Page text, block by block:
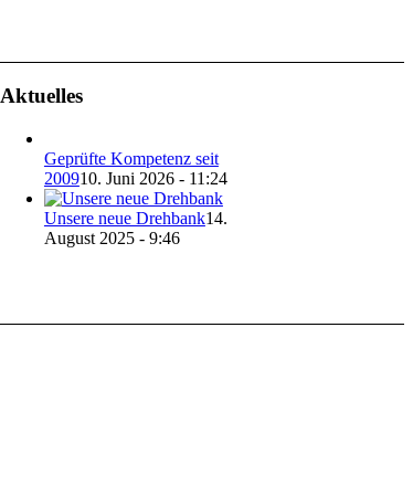
Aktuelles
Geprüfte Kompetenz seit
200910. Juni 2026 - 11:24
Unsere neue Drehbank14.
August 2025 - 9:46